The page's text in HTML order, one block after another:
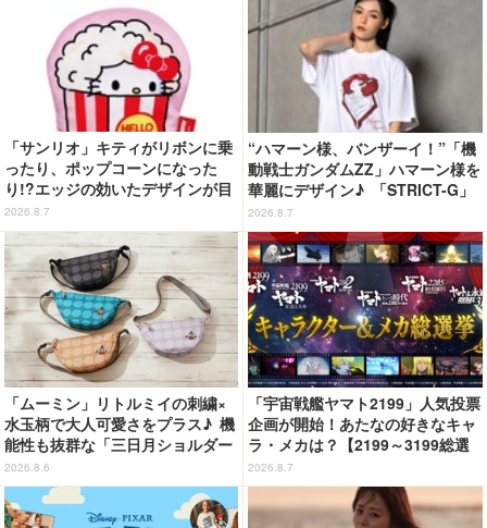
「サンリオ」キティがリボンに乗
ったり、ポップコーンになった
り!?エッジの効いたデザインが目
を引く♪ トートバッグやポーチが
登場
2026.8.7
“ハマーン様、バンザーイ！”「機
動戦士ガンダムZZ」ハマーン様を
華麗にデザイン♪ 「STRICT-G」
Tシャツなどミニコレクション登
場
2026.8.7
「ムーミン」リトルミイの刺繍×
水玉柄で大人可愛さをプラス♪ 機
能性も抜群な「三日月ショルダー
バッグ」が新登場
2026.8.6
「宇宙戦艦ヤマト2199」人気投票
企画が開始！あたなの好きなキャ
ラ・メカは？【2199～3199総選
挙】
2026.8.7